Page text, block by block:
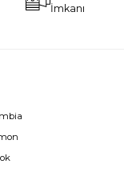
İmkanı